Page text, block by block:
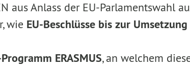
aus Anlass der EU-Parlamentswahl
wie EU-Beschlüsse bis zur Umsetzung
ERASMUS, an welchem